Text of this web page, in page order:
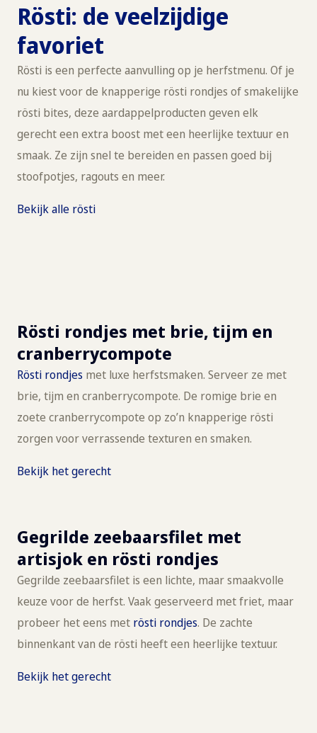
Rösti: de veelzijdige
favoriet
Rösti is een perfecte aanvulling op je herfstmenu. Of je
nu kiest voor de knapperige rösti rondjes of smakelijke
rösti bites, deze aardappelproducten geven elk
gerecht een extra boost met een heerlijke textuur en
smaak. Ze zijn snel te bereiden en passen goed bij
stoofpotjes, ragouts en meer.
Bekijk alle rösti
Rösti rondjes met brie, tijm en
cranberrycompote
Rösti rondjes met luxe herfstsmaken. Serveer ze met
brie, tijm en cranberrycompote. De romige brie en
zoete cranberrycompote op zo’n knapperige rösti
zorgen voor verrassende texturen en smaken.
Bekijk het gerecht
Gegrilde zeebaarsfilet met
artisjok en rösti rondjes
Gegrilde zeebaarsfilet is een lichte, maar smaakvolle
keuze voor de herfst. Vaak geserveerd met friet, maar
probeer het eens met rösti rondjes. De zachte
binnenkant van de rösti heeft een heerlijke textuur.
Bekijk het gerecht